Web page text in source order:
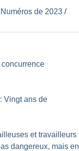
Numéros de 2023 /
Vingt ans de
et travailleurs
dangereux, mais en